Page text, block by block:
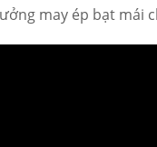
may ép bạt mái